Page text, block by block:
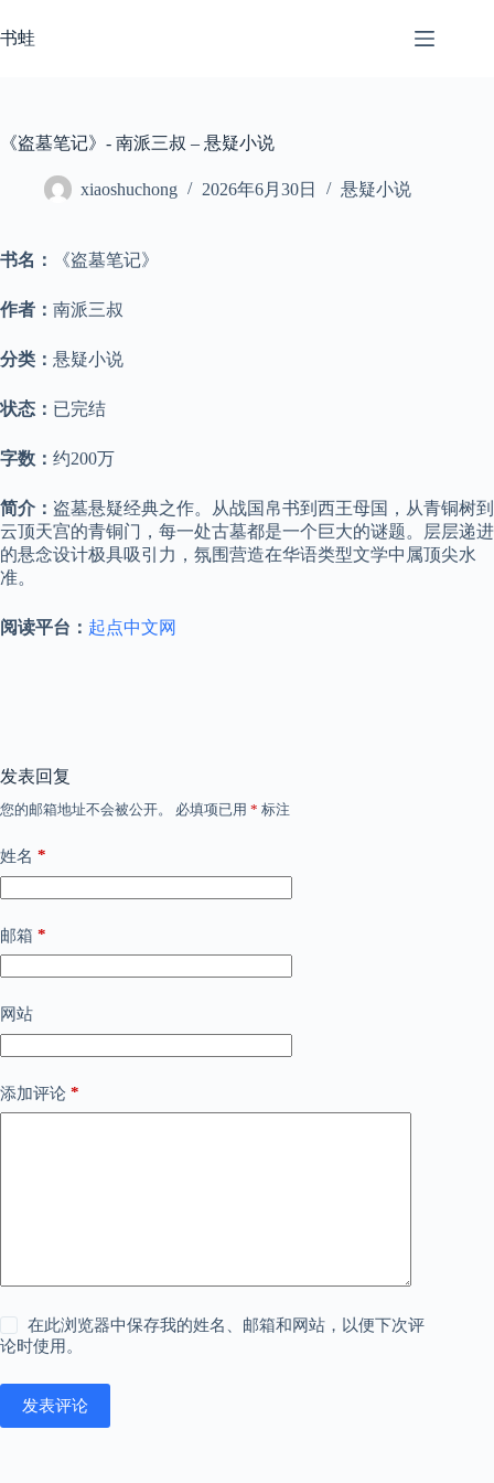
至
书蛙
《盗墓笔记》- 南派三叔 – 悬疑小说
xiaoshuchong 2026年6月30日 悬疑小说
书名： 《盗墓笔记》
作者： 南派三叔
分类： 悬疑小说
状态： 已完结
字数： 约200万
简介： 盗墓悬疑经典之作。从战国帛书到西王母国，从青铜树到
云顶天宫的青铜门，每一处古墓都是一个巨大的谜题。层层递进
的悬念设计极具吸引力，氛围营造在华语类型文学中属顶尖水
准。
阅读平台： 起点中文网
发表回复
您的邮箱地址不会被公开。 必填项已用 * 标注
姓名 *
邮箱 *
网站
添加评论 *
在此浏览器中保存我的姓名、邮箱和网站，以便下次评
论时使用。
发表评论